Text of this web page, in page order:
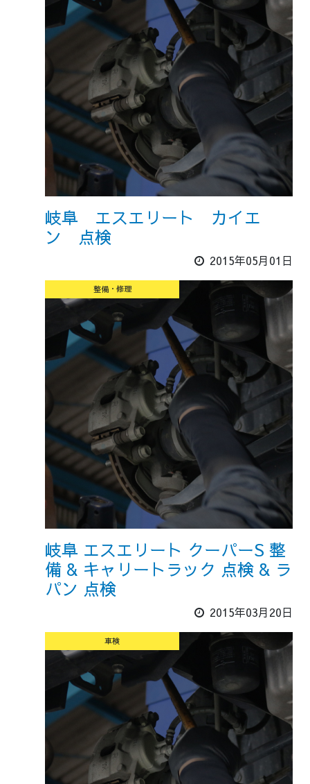
岐阜 エスエリート カイエ
ン 点検
2015年05月01日
整備・修理
岐阜 エスエリート クーパーS 整
備 & キャリートラック 点検 & ラ
パン 点検
2015年03月20日
車検